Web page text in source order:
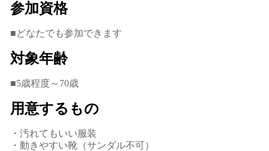
参加資格
■どなたでも参加できます
対象年齢
■5歳程度～70歳
用意するもの
・汚れてもいい服装
・動きやすい靴（サンダル不可）